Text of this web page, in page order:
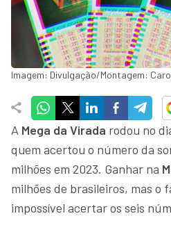
Imagem: Divulgação/Montagem:
A Mega da Virada rodou no
quem acertou o número da
milhões em 2023. Ganhar na
milhões de brasileiros, mas o
impossível acertar os seis